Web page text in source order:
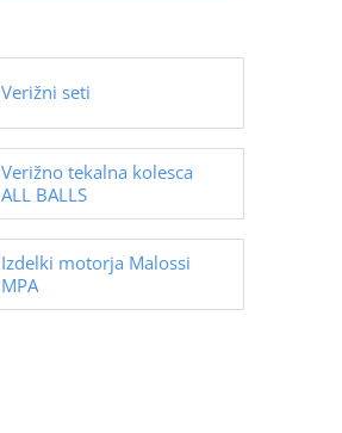
Verižni seti
Verižno tekalna kolesca
ALL BALLS
Izdelki motorja Malossi
MPA